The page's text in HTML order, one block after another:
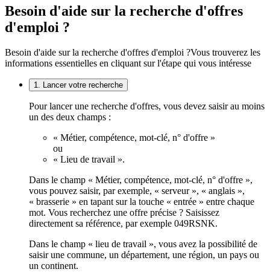
Besoin d'aide sur la recherche d'offres
d'emploi ?
Besoin d'aide sur la recherche d'offres d'emploi ?Vous trouverez les
informations essentielles en cliquant sur l'étape qui vous intéresse
1. Lancer votre recherche
Pour lancer une recherche d'offres, vous devez saisir au moins
un des deux champs :
« Métier, compétence, mot-clé, n° d'offre »
ou
« Lieu de travail ».
Dans le champ « Métier, compétence, mot-clé, n° d'offre »,
vous pouvez saisir, par exemple, « serveur », « anglais »,
« brasserie » en tapant sur la touche « entrée » entre chaque
mot. Vous recherchez une offre précise ? Saisissez
directement sa référence, par exemple 049RSNK.
Dans le champ « lieu de travail », vous avez la possibilité de
saisir une commune, un département, une région, un pays ou
un continent.